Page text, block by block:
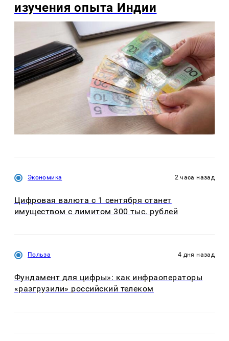
изучения опыта Индии
Экономика 2 часа назад
Цифровая валюта с 1 сентября станет
имуществом с лимитом 300 тыс. рублей
Польза 4 дня назад
Фундамент для цифры»: как инфраоператоры
«разгрузили» российский телеком